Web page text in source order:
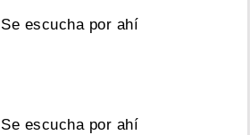
Se escucha por ahí
Se escucha por ahí